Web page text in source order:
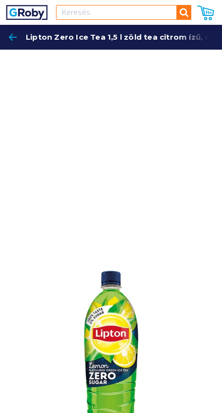
Keresés
Lipton Zero Ice Tea 1,5 l zöld tea citrom ízű,